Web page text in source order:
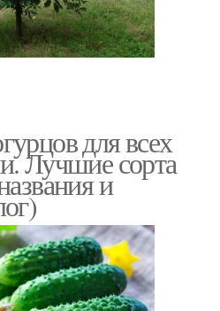
для всех
Лучшие сорта
и